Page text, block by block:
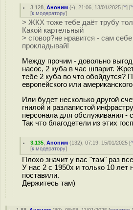
3.128 ,Аноним (-), 21:06, 13/01/2025 [^] [
[к модератору]
> ЖКХ тоже тебе даёт трубу
Какой картельный
> сговор?не нравится - сам
прокладывай!
Между прочим - довольно
насос, 2 куба в час шпарит.
тебе 2 куба во что обойдутся?
европейского или
Или будет несколько другой
гнилой и разлапистой
персонала для обслуживания -
Так что благодетели из этих
3.135 ,Аноним (132), 07:19, 15/01/2025 [^
[к модератору]
Плохо значит у вас "там" раз
У нас 2 с 1950х и только 10 лет
поставили.
Держитесь там)